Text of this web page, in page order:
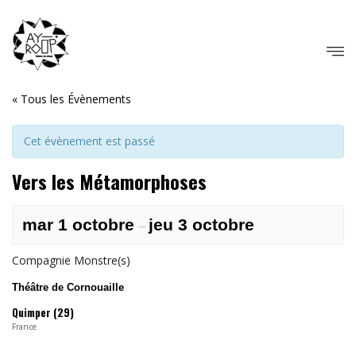
« Tous les Évènements
Cet évènement est passé
Vers les Métamorphoses
mar 1 octobre – jeu 3 octobre
Compagnie Monstre(s)
Théâtre de Cornouaille
Quimper (29)
France